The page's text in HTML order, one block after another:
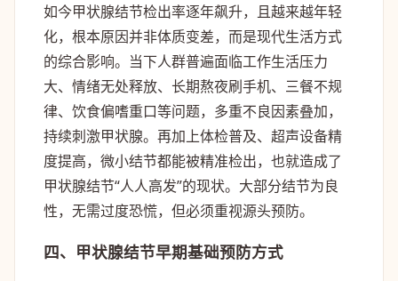
如今甲状腺结节检出率逐年飙升，且越来越年轻
化，根本原因并非体质变差，而是现代生活方式
的综合影响。当下人群普遍面临工作生活压力
大、情绪无处释放、长期熬夜刷手机、三餐不规
律、饮食偏嗜重口等问题，多重不良因素叠加，
持续刺激甲状腺。再加上体检普及、超声设备精
度提高，微小结节都能被精准检出，也就造成了
甲状腺结节“人人高发”的现状。大部分结节为良
性，无需过度恐慌，但必须重视源头预防。
四、甲状腺结节早期基础预防方式